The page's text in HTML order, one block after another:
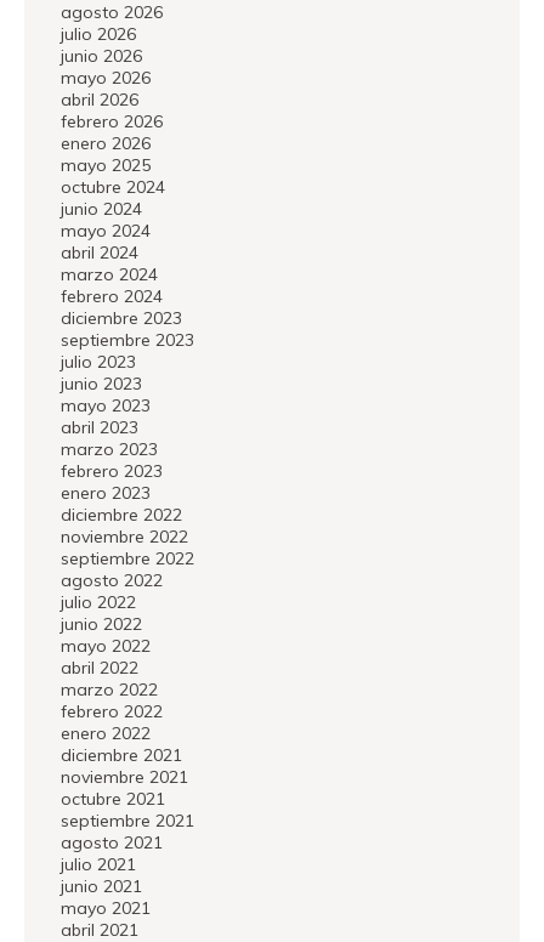
agosto 2026
julio 2026
junio 2026
mayo 2026
abril 2026
febrero 2026
enero 2026
mayo 2025
octubre 2024
junio 2024
mayo 2024
abril 2024
marzo 2024
febrero 2024
diciembre 2023
septiembre 2023
julio 2023
junio 2023
mayo 2023
abril 2023
marzo 2023
febrero 2023
enero 2023
diciembre 2022
noviembre 2022
septiembre 2022
agosto 2022
julio 2022
junio 2022
mayo 2022
abril 2022
marzo 2022
febrero 2022
enero 2022
diciembre 2021
noviembre 2021
octubre 2021
septiembre 2021
agosto 2021
julio 2021
junio 2021
mayo 2021
abril 2021